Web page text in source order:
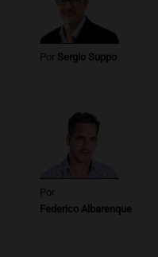
Por Sergio Suppo
Por
Federico Albarenque